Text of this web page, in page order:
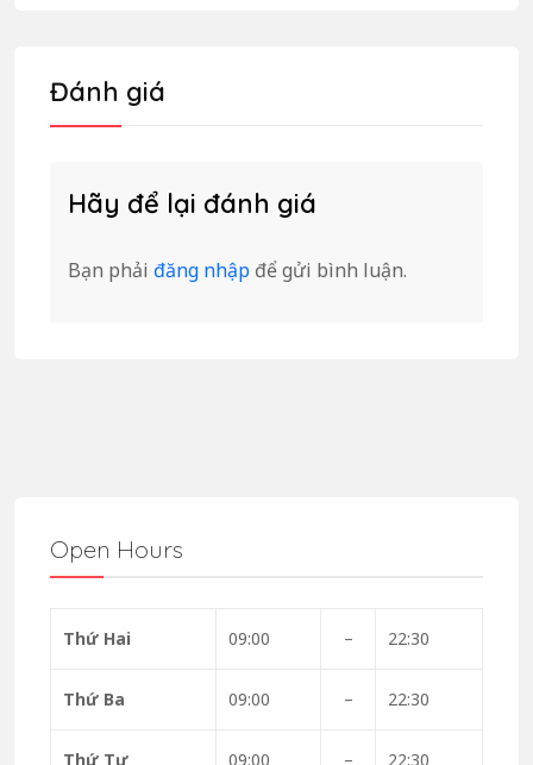
Đánh giá
Hãy để lại đánh giá
Bạn phải đăng nhập để gửi bình luận.
Open Hours
Thứ Hai 09:00 – 22:30
Thứ Ba 09:00 – 22:30
Thứ Tư 09:00 – 22:30